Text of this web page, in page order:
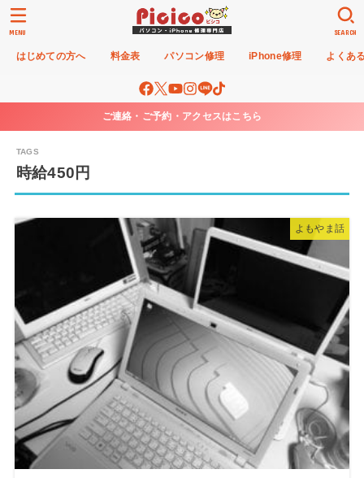
はじめての方へ 料金表 パソコン修理 iPhone修理 よくあ
SEARCH
MENU
ご連絡・ご予約・アクセスはこちら
時給450円
よもやま話